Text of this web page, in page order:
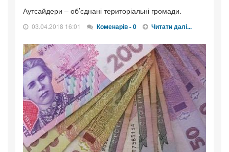
Аутсайдери – об’єднані територіальні громади.
03.04.2018 16:01 Коменарів - 0 Читати далі...